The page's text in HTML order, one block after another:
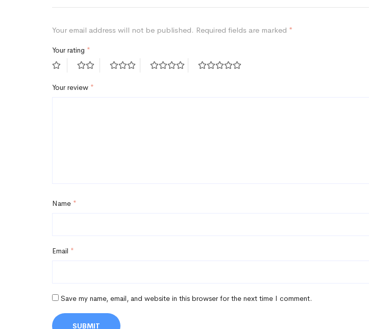
Your email address will not be published. Required fields are marked *
Your rating *
Your review *
Name *
Email *
Save my name, email, and website in this browser for the next time I comment.